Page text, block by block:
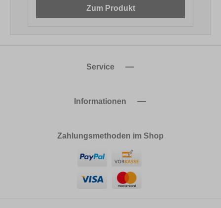
Zum Produkt
Service
Informationen
Zahlungsmethoden im Shop